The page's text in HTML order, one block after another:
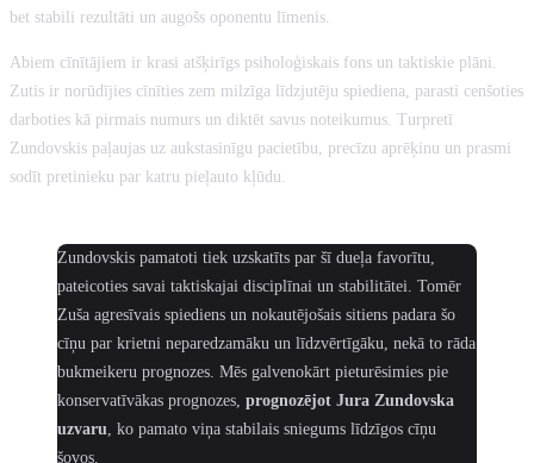
bet stabili rezultāti un augošs oponentu līmenis.
Abiem cīnītājiem ir krasi atšķirīgs psiholoģiskais fons un taktiskie plāni.
Zutis ir norūdījies cīnīties zem milzīga līdzjutēju spiediena, parasti cenšoties
darboties kā pirmais numurs un diktēt savus noteikumus. Turpretī
Zundovskis paļaujas uz aukstasinīgu pacietību, precīzu aprēķinu un prasmi
sodīt pretinieku par katru pieļauto kļūdu.
Zundovskis pamatoti tiek uzskatīts par šī dueļa favorītu,
pateicoties savai taktiskajai disciplīnai un stabilitātei. Tomēr
Zuša agresīvais spiediens un nokautējošais sitiens padara šo
cīņu par krietni neparedzamāku un līdzvērtīgāku, nekā to rāda
bukmeikeru prognozes. Mēs galvenokārt pieturēsimies pie
konservatīvākas prognozes, prognozējot Jura Zundovska
uzvaru , ko pamato viņa stabilais sniegums līdzīgos cīņu
šovos.